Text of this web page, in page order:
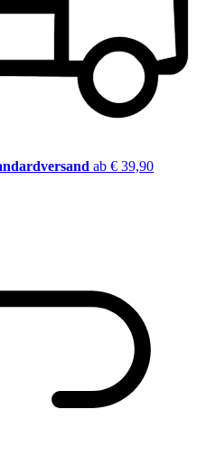
ab € 39,90